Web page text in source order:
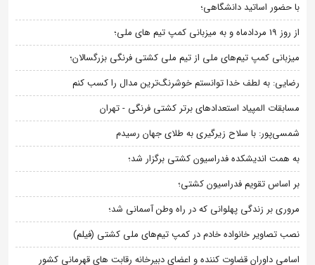
با حضور اساتید دانشگاهی؛
از روز 19 مردادماه و به میزبانی کمپ تیم های ملی؛
میزبانی کمپ تیم‌های ملی از تیم ملی کشتی فرنگی بزرگسالان؛
رضایی: به لطف خدا توانستم خوشرنگ‌ترین مدال را کسب کنم
مسابقات المپیاد استعدادهای برتر کشتی فرنگی - تهران
شمسی‌پور: با سلاح زیرگیری به طلای جهان رسیدم
به همت اندیشکده فدراسیون کشتی برگزار شد؛
بر اساس تقویم فدراسیون کشتی؛
مروری بر زندگی پهلوانی که در راه وطن آسمانی شد؛
نصب تصاویر خانواده خادم در کمپ تیم‌های ملی کشتی (فیلم)
اسامی داوران قضاوت کننده و اعضای دبیرخانه رقابت های قهرمانی کشور